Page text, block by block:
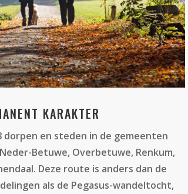
KARAKTER
dorpen en steden in de gemeenten
Betuwe, Overbetuwe, Renkum,
Deze route is anders dan de
als de Pegasus-wandeltocht,